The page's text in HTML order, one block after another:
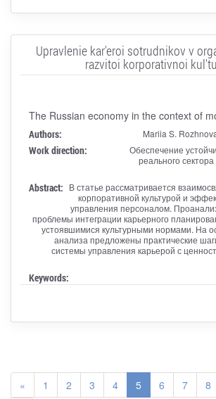
Upravlenie kar'eroi sotrudnikov v
razvitoi korporativnoi
The Russian economy in the context of
Authors: Mariia S.
Work direction:
Обеспечение
реального
Abstract: В статье рассматривается
корпоративной культурой и
управления персоналом.
проблемы интеграции карьерного
устоявшимися культурными нормами. На
анализа предложены практические
системы управления карьерой с
Keywords:
« 1 2 3 4 5 6 7 8